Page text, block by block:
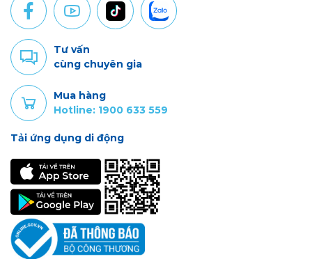
Tư vấn
cùng chuyên gia
Mua hàng
Hotline: 1900 633 559
Tải ứng dụng di động